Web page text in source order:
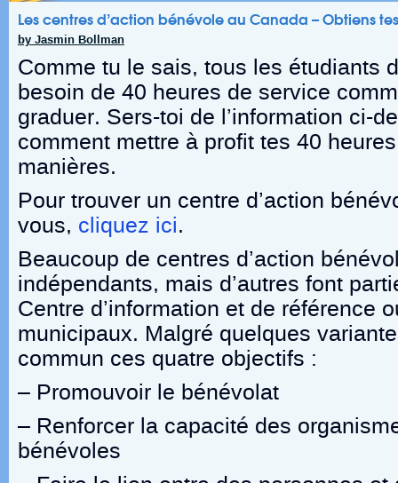
Les centres d’action bénévole au Canada – Obtiens
by Jasmin Bollman
Comme tu le sais, tous les étudiants
besoin de 40 heures de service
graduer. Sers-toi de l’information ci-
comment mettre à profit tes 40
manières.
Pour trouver un centre d’action
vous, cliquez ici.
Beaucoup de centres d’action
indépendants, mais d’autres font
Centre d’information et de référence
municipaux. Malgré quelques
commun ces quatre objectifs :
– Promouvoir le bénévolat
– Renforcer la capacité des
bénévoles